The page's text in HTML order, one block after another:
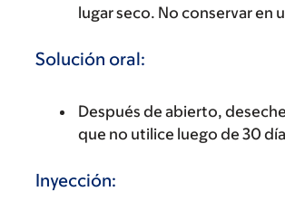
lugar seco. No conservar en
Solución oral:
Después de abierto,
que no utilice luego de 30
Inyección: